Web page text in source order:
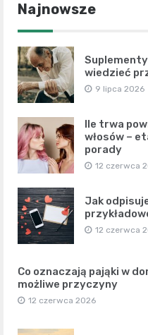
Najnowsze
wiedzieć
9 lipca 2026
Ile trwa
włosów –
porady
12 czerwca
Jak
12 czerwca
Co oznaczają pająki w
możliwe przyczyny
12 czerwca 2026